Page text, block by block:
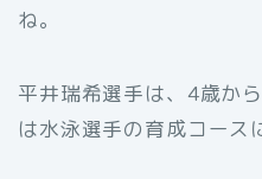
ね。
平井瑞希選手は、4歳か
は水泳選手の育成コース